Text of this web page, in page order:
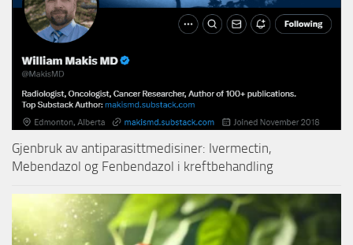
Gjenbruk av antiparasittmedisiner: Ivermectin,
Mebendazol og Fenbendazol i kreftbehandling